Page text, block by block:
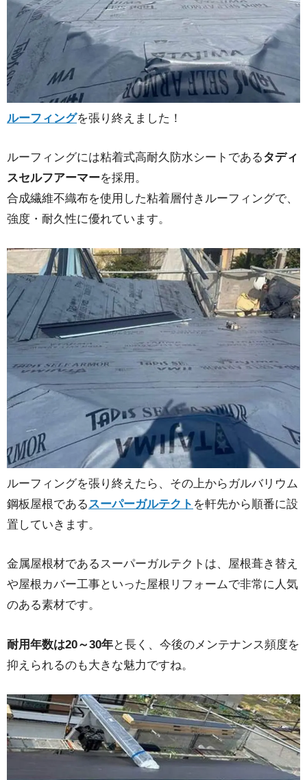
ルーフィングを張り終えました！
ルーフィングには粘着式高耐久防水シートであるタディ
スセルフアーマーを採用。
合成繊維不織布を使用した粘着層付きルーフィングで、
強度・耐久性に優れています。
ルーフィングを張り終えたら、その上からガルバリウム
鋼板屋根であるスーパーガルテクト を軒先から順番に設
置していきます。
金属屋根材であるスーパーガルテクトは、屋根葺き替え
や屋根カバー工事といった屋根リフォームで非常に人気
のある素材です。
耐用年数は20～30年と長く、今後のメンテナンス頻度を
抑えられるのも大きな魅力ですね。